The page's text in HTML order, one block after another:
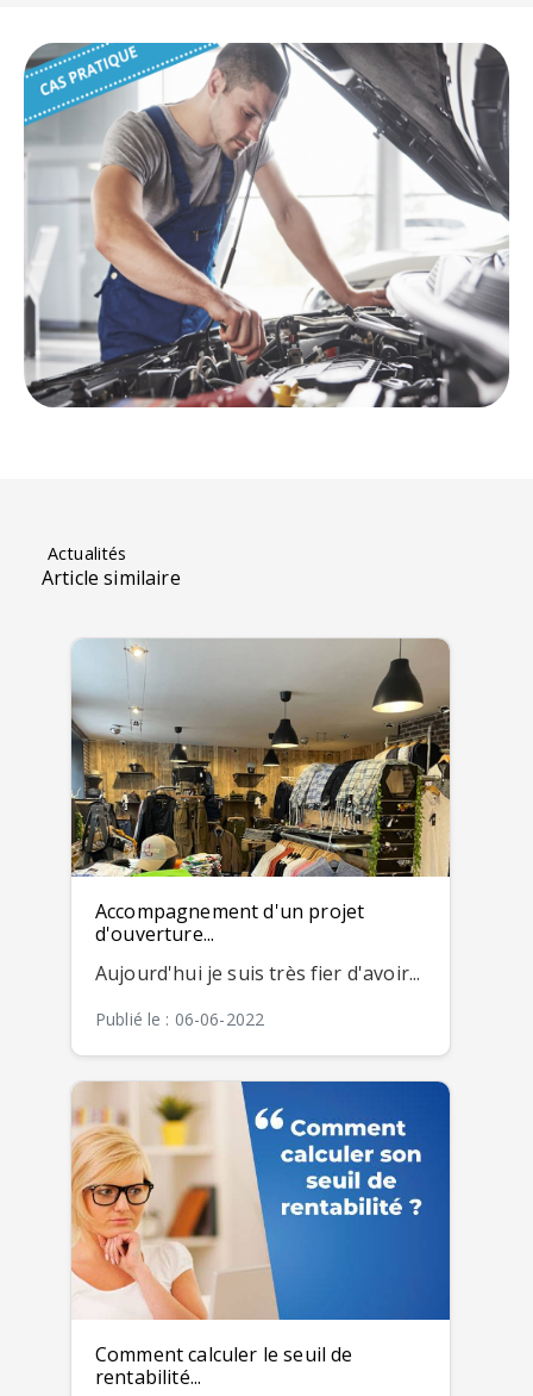
Actualités
Article similaire
Accompagnement d'un projet
d'ouverture...
Aujourd'hui je suis très fier d'avoir...
Publié le : 06-06-2022
Comment calculer le seuil de
rentabilité...